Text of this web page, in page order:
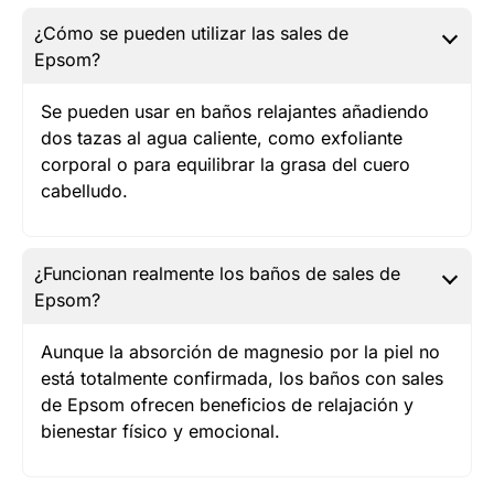
¿Cómo se pueden utilizar las sales de
Epsom?
Se pueden usar en baños relajantes añadiendo
dos tazas al agua caliente, como exfoliante
corporal o para equilibrar la grasa del cuero
cabelludo.
¿Funcionan realmente los baños de sales de
Epsom?
Aunque la absorción de magnesio por la piel no
está totalmente confirmada, los baños con sales
de Epsom ofrecen beneficios de relajación y
bienestar físico y emocional.